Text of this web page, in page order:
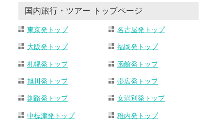
国内旅行・ツアー トップページ
東京発トップ 名古屋発トップ
大阪発トップ 福岡発トップ
札幌発トップ 函館発トップ
旭川発トップ 帯広発トップ
釧路発トップ 女満別発トップ
中標津発トップ 稚内発トップ